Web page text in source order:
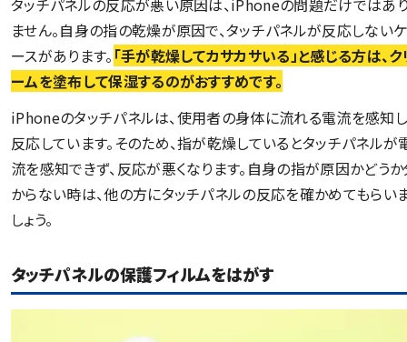
タッチパネルの反応が悪い原因は、iPhoneの問題だけではあ
ません。自身の指の乾燥が原因で、タッチパネルが反応しないケ
ースがあります。 「手が乾燥してカサカサいる」と感じる方は、ク
ームを塗布して保湿するのがおすすめです。
iPhoneのタッチパネルは、使用者の身体に流れる電流を感知
反応しています。そのため、指が乾燥しているとタッチパネルが
流を感知できず、反応が悪くなります。自身の指が原因かどう
からない時は、他の方にタッチパネルの反応を確かめてもらい
しょう。
タッチパネルの保護フィルムをはがす